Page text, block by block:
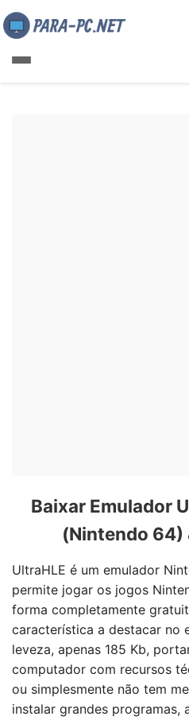
Baixar Emulador
(Nintendo 64)
UltraHLE é um emulador
permite jogar os jogos
forma completamente
característica a destacar no
leveza, apenas 185 Kb,
computador com recursos
ou simplesmente não tem
instalar grandes programas,